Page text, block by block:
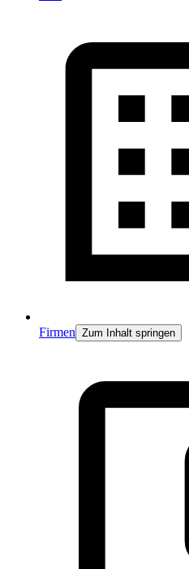
Firmen Zum Inhalt springen